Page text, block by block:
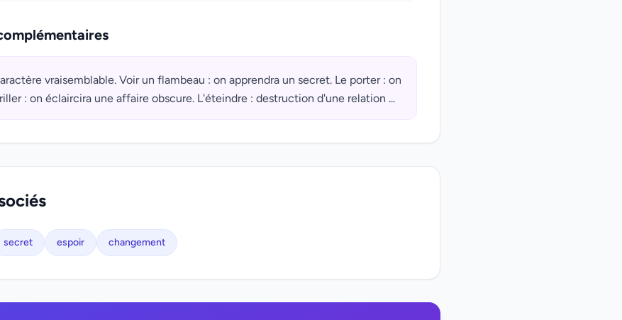
vraisemblable. Voir un flambeau : on apprendra un secret. Le porter : on
: on éclaircira une affaire obscure. L'éteindre : destruction d'une relation ...
secret espoir changement